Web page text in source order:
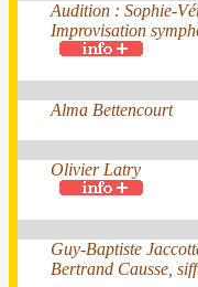
Audition : Sophie-
Improvisation
Alma Bettencourt
Olivier Latry
Guy-Baptiste
Bertrand Causse,